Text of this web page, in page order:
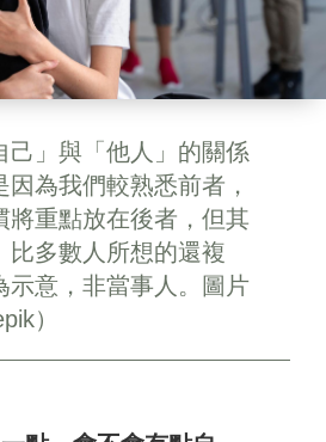
己」與「他人」的關係
因為我們較熟悉前者，
將重點放在後者，但其
比多數人所想的還複
示意，非當事人。圖片
）